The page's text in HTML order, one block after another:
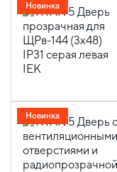
Новинка
Новинка